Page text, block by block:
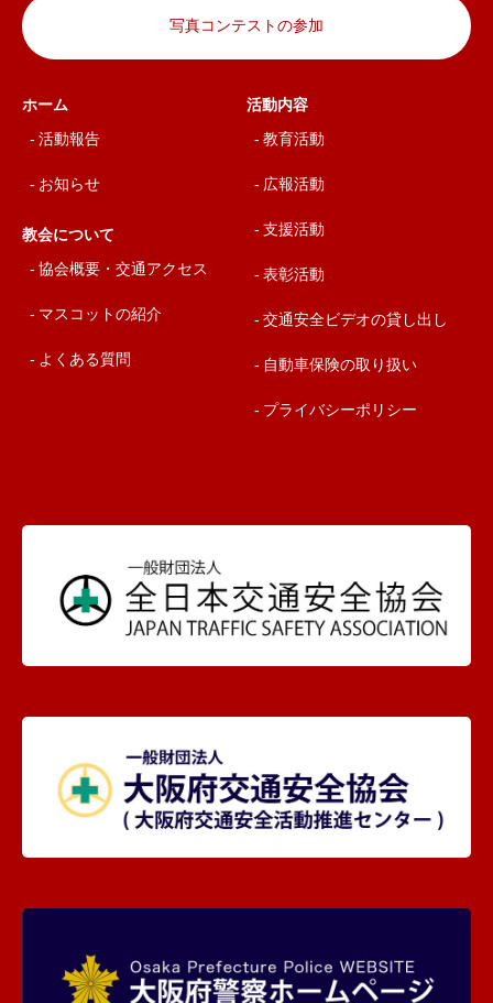
写真コンテストの参加
ホーム
活動報告
お知らせ
教会について
協会概要・交通アクセス
マスコットの紹介
よくある質問
活動内容
教育活動
広報活動
支援活動
表彰活動
交通安全ビデオの貸し出し
自動車保険の取り扱い
プライバシーポリシー